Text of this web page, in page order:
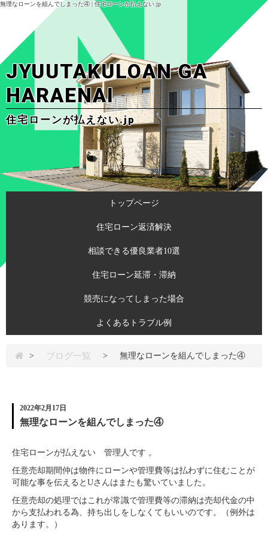
無理なローンを組んでしまった④ | 住宅ローンが払えない.jp
JYUUTAKULOAN GA
HARAENAI
住宅ローンが払えない.jp
トップページ
住宅ローン返済解決
相談できる優良業者10選
住宅ローン延滞・滞納
競売になってしまった場合
よくあるトラブル例
> ブログ一覧 > 無理なローンを組んでしまった④
2022年2月17日
無理なローンを組んでしまった④
住宅ローンが払えない 管理人です 。
任意売却期間仲は物件にローンや管理費等は払わずに住むことが
可能な事を伝えるとUさんはまたも驚いていました。
任意売却の処理ではこれが常識で管理費等の滞納は売却代金の中
から支払われる為、持ち出しをしなくてもいいのです。（例外は
あります。）